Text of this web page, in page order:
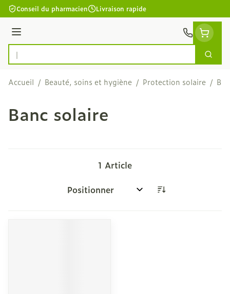
Aller au contenu
Conseil du pharmacien Livraison rapide
Menu
Rechercher
Accueil / Beauté, soins et hygiène / Protection solaire /
Banc solaire
1 Article
Trier par: